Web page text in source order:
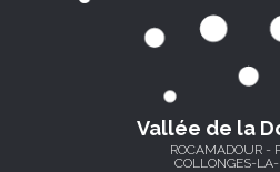
Vallée de la
ROCAMADOUR -
COLLONGES-